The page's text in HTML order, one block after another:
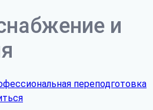
и
переподготовка